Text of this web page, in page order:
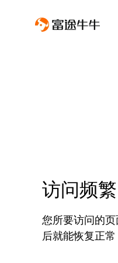
访问频
您所要访问的
后就能恢复正常